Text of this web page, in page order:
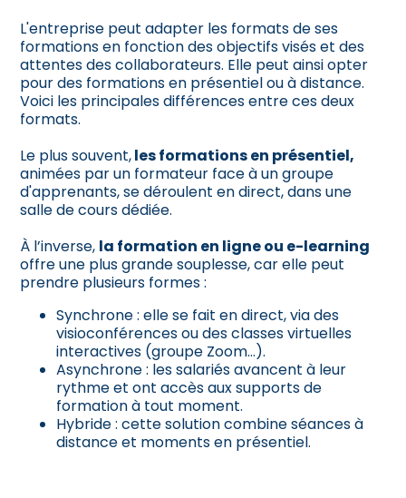
L'entreprise peut adapter les formats de ses
formations en fonction des objectifs visés et des
attentes des collaborateurs. Elle peut ainsi opter
pour des formations en présentiel ou à distance.
Voici les principales différences entre ces deux
formats.
Le plus souvent,les formations en présentiel,
animées par un formateur face à un groupe
d'apprenants, se déroulent en direct, dans une
salle de cours dédiée.
À l’inverse, la formation en ligne ou e-learning
offre une plus grande souplesse, car elle peut
prendre plusieurs formes :
Synchrone : elle se fait en direct, via des
visioconférences ou des classes virtuelles
interactives (groupe Zoom…).
Asynchrone : les salariés avancent à leur
rythme et ont accès aux supports de
formation à tout moment.
Hybride : cette solution combine séances à
distance et moments en présentiel.